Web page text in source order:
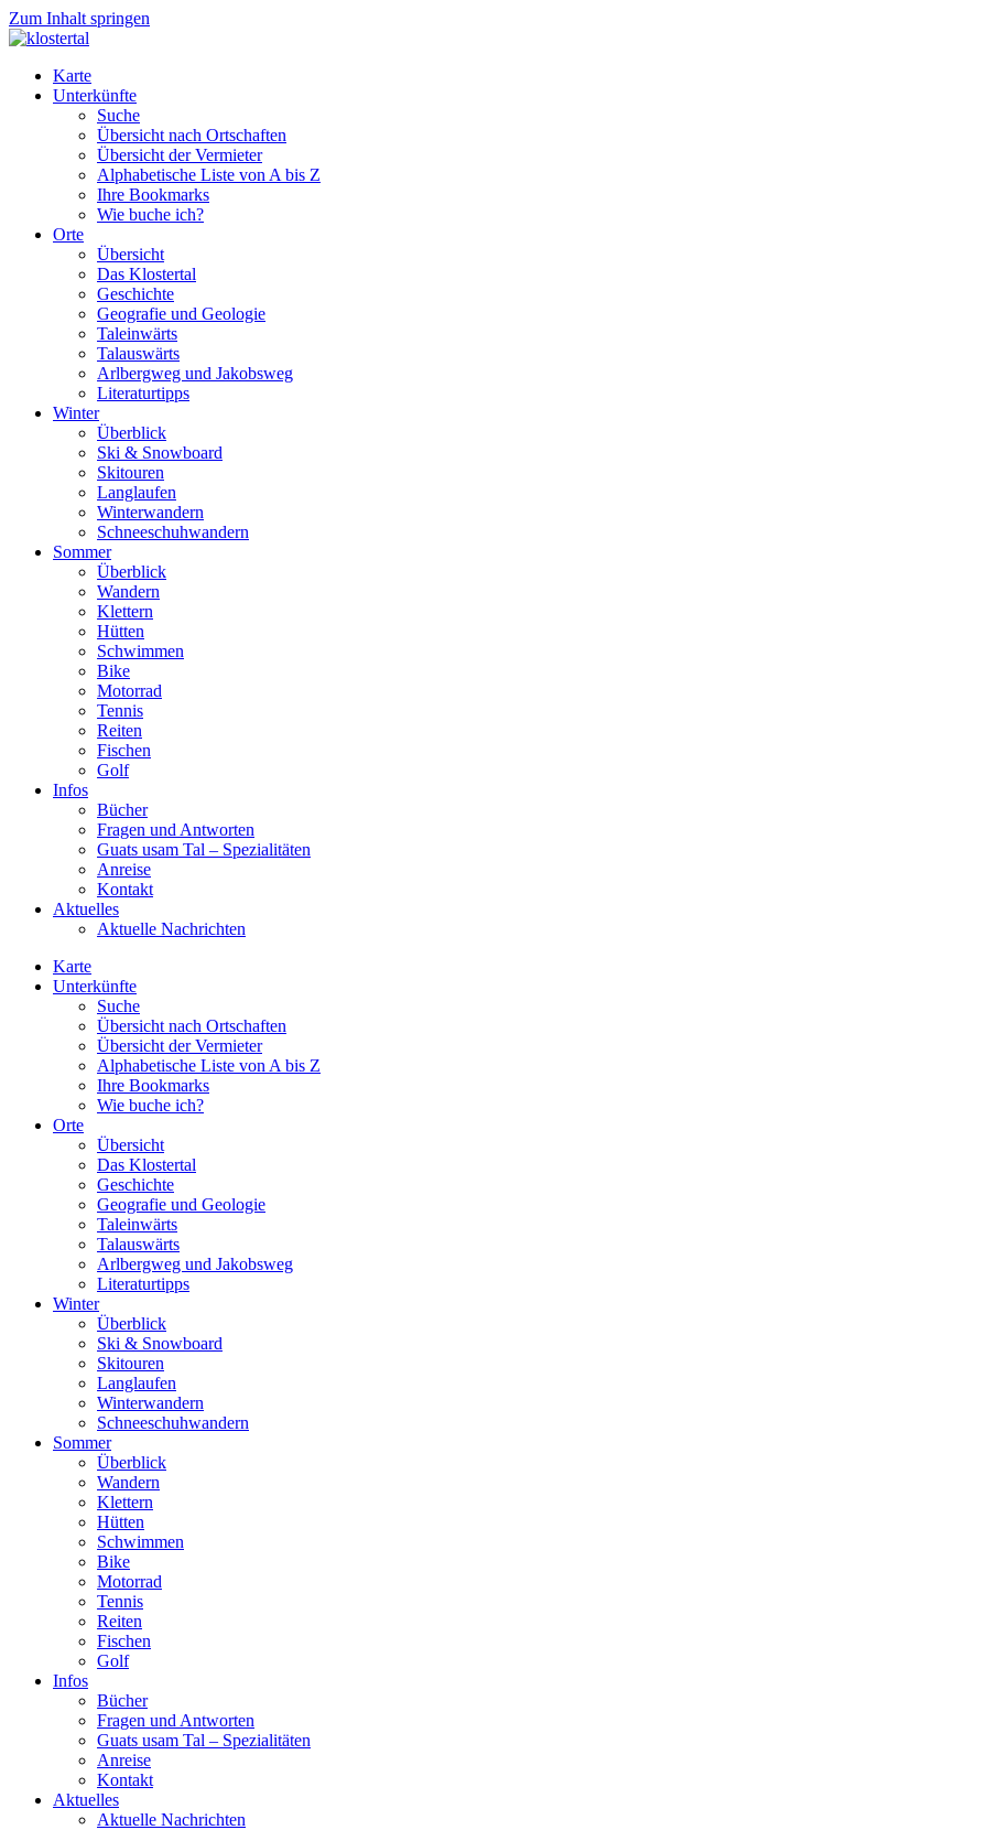
Zum Inhalt springen
Karte
Unterkünfte
Suche
Übersicht nach Ortschaften
Übersicht der Vermieter
Alphabetische Liste von A bis Z
Ihre Bookmarks
Wie buche ich?
Orte
Übersicht
Das Klostertal
Geschichte
Geografie und Geologie
Taleinwärts
Talauswärts
Arlbergweg und Jakobsweg
Literaturtipps
Winter
Überblick
Ski & Snowboard
Skitouren
Langlaufen
Winterwandern
Schneeschuhwandern
Sommer
Überblick
Wandern
Klettern
Hütten
Schwimmen
Bike
Motorrad
Tennis
Reiten
Fischen
Golf
Infos
Bücher
Fragen und Antworten
Guats usam Tal – Spezialitäten
Anreise
Kontakt
Aktuelles
Aktuelle Nachrichten
Karte
Unterkünfte
Suche
Übersicht nach Ortschaften
Übersicht der Vermieter
Alphabetische Liste von A bis Z
Ihre Bookmarks
Wie buche ich?
Orte
Übersicht
Das Klostertal
Geschichte
Geografie und Geologie
Taleinwärts
Talauswärts
Arlbergweg und Jakobsweg
Literaturtipps
Winter
Überblick
Ski & Snowboard
Skitouren
Langlaufen
Winterwandern
Schneeschuhwandern
Sommer
Überblick
Wandern
Klettern
Hütten
Schwimmen
Bike
Motorrad
Tennis
Reiten
Fischen
Golf
Infos
Bücher
Fragen und Antworten
Guats usam Tal – Spezialitäten
Anreise
Kontakt
Aktuelles
Aktuelle Nachrichten